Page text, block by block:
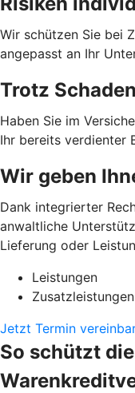
Wir schützen Sie bei
angepasst an Ihr
Trotz
Haben Sie im
Ihr bereits verdienter
Wir geben
Dank integrierter
anwaltliche
Lieferung oder
Leistungen
Zusatzleistungen
Jetzt Termin
So schützt die